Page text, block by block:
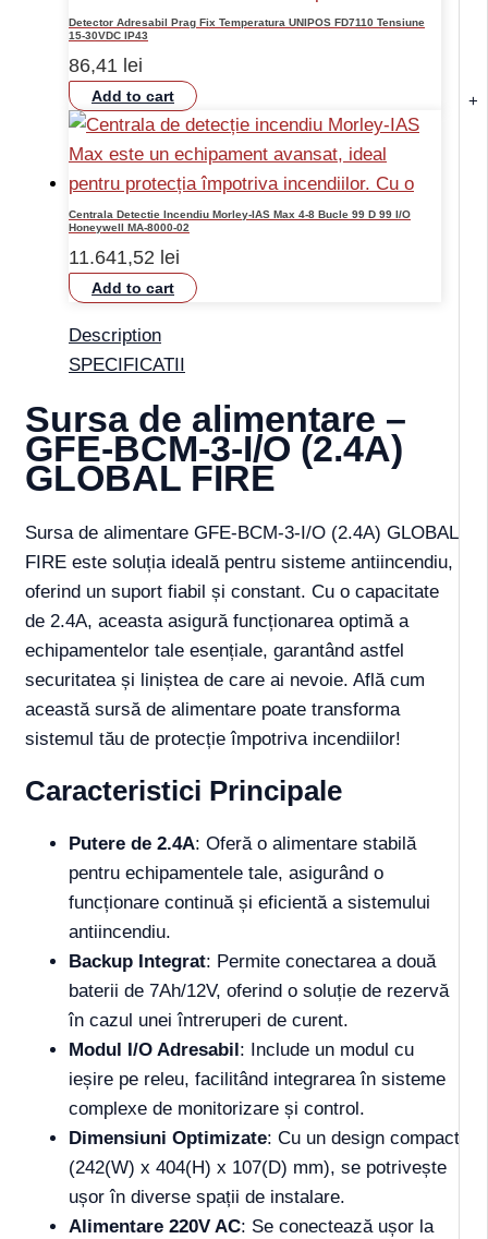
+
Detector Adresabil Prag Fix Temperatura UNIPOS FD7110 Tensiune
15-30VDC IP43
86,41 lei
Add to cart
Centrala Detectie Incendiu Morley-IAS Max 4-8 Bucle 99 D 99 I/O
Honeywell MA-8000-02
11.641,52 lei
Add to cart
Description
SPECIFICATII
Sursa de alimentare –
GFE-BCM-3-I/O (2.4A)
GLOBAL FIRE
Sursa de alimentare GFE-BCM-3-I/O (2.4A) GLOBAL
FIRE este soluția ideală pentru sisteme antiincendiu,
oferind un suport fiabil și constant. Cu o capacitate
de 2.4A, aceasta asigură funcționarea optimă a
echipamentelor tale esențiale, garantând astfel
securitatea și liniștea de care ai nevoie. Află cum
această sursă de alimentare poate transforma
sistemul tău de protecție împotriva incendiilor!
Caracteristici Principale
Putere de 2.4A: Oferă o alimentare stabilă
pentru echipamentele tale, asigurând o
funcționare continuă și eficientă a sistemului
antiincendiu.
Backup Integrat: Permite conectarea a două
baterii de 7Ah/12V, oferind o soluție de rezervă
în cazul unei întreruperi de curent.
Modul I/O Adresabil: Include un modul cu
ieșire pe releu, facilitând integrarea în sisteme
complexe de monitorizare și control.
Dimensiuni Optimizate: Cu un design compact
(242(W) x 404(H) x 107(D) mm), se potrivește
ușor în diverse spații de instalare.
Alimentare 220V AC: Se conectează ușor la